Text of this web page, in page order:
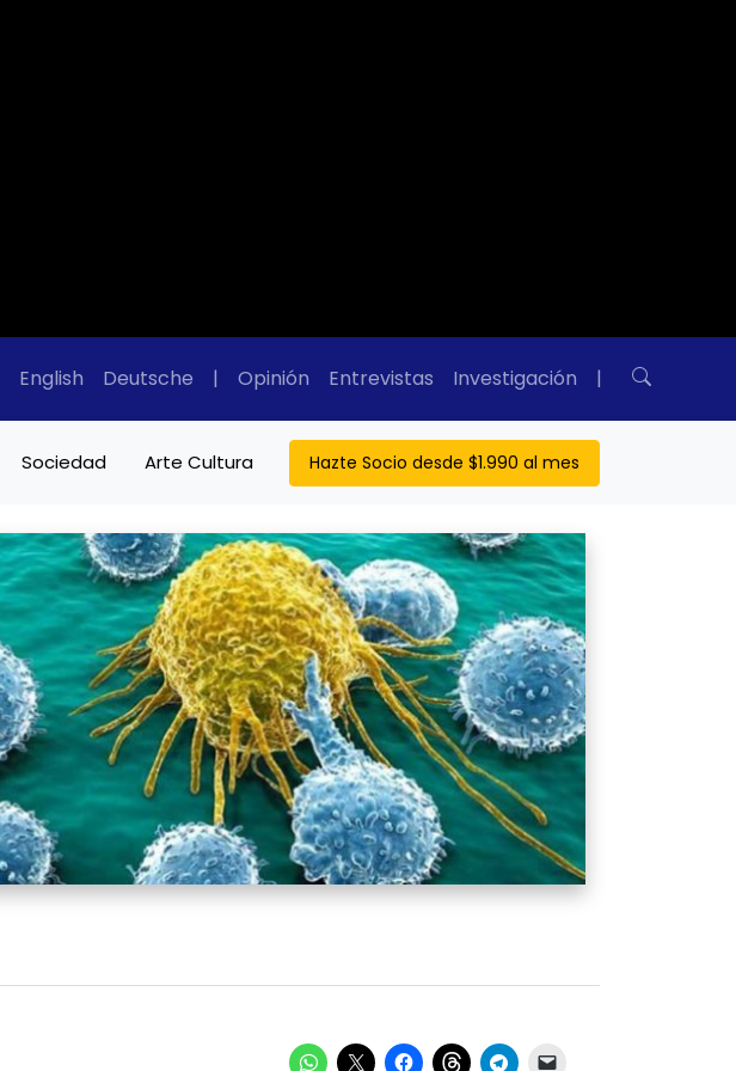
English Deutsche | Opinión Entrevistas Investigación |
Sociedad Arte Cultura Hazte Socio desde $1.990 al mes